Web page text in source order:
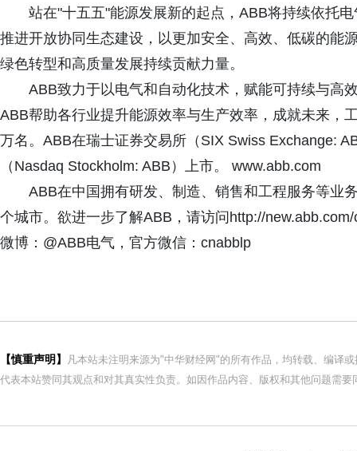
站在"十五五"能源发展新的起点，ABB将持续依托
推进开放协同生态建设，以更加安全、高效、低碳的能
绿色转型和高质量发展持续贡献力量。
ABB致力于以电气和自动化技术，赋能可持续与高
ABB帮助各行业提升能源效率与生产效率，成就未来，
万名。ABB在瑞士证券交易所（SIX Swiss Exchange:
（Nasdaq Stockholm: ABB）上市。 www.abb.com
ABB在中国拥有研发、制造、销售和工程服务等业
个城市。欲进一步了解ABB，请访问http://
微博：@ABB电气，官方微信：cnabblp
【慎重声明】
凡本站未注明来源为"中华财经网"的所有作品，均转载、编译
代表本站赞同其观点和对其真实性负责。如因作品内容、版权和其他问题需